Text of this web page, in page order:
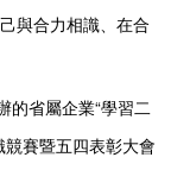
與合力相識、在合
省屬企業“學習二
賽暨五四表彰大會